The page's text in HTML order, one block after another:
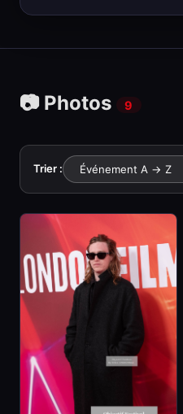
📷 Photos 9
Trier :